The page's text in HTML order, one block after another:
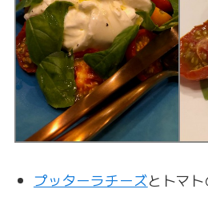
プッターラチーズとトマ